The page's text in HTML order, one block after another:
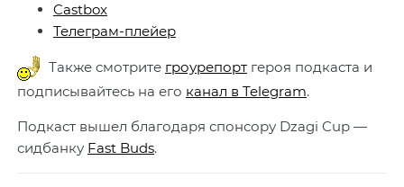
Castbox
Телеграм-плейер
Также смотрите гроурепорт героя подкаста и
подписывайтесь на его канал в Telegram.
Подкаст вышел благодаря спонсору Dzagi Cup —
сидбанку Fast Buds.